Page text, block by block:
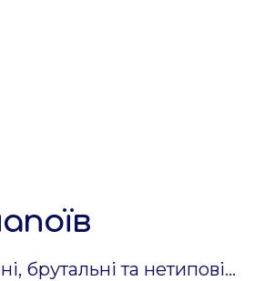
- досить самостійні, але
брутальні та нетипові...